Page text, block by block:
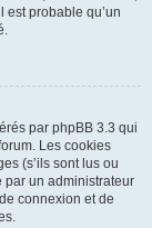
est probable qu’un
par phpBB 3.3 qui
Les cookies
(s’ils sont lus ou
par un administrateur
connexion et de